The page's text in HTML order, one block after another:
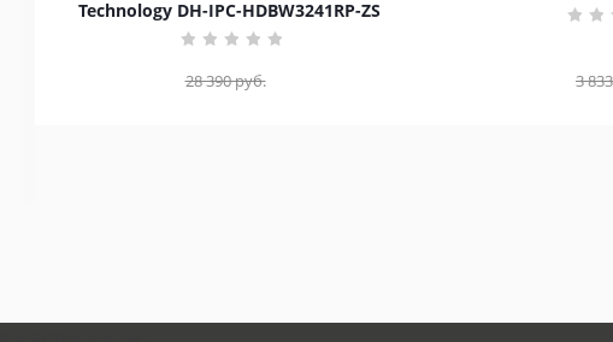
Technology DH-IPC-HDBW3241RP-ZS
28 390руб. 3 833